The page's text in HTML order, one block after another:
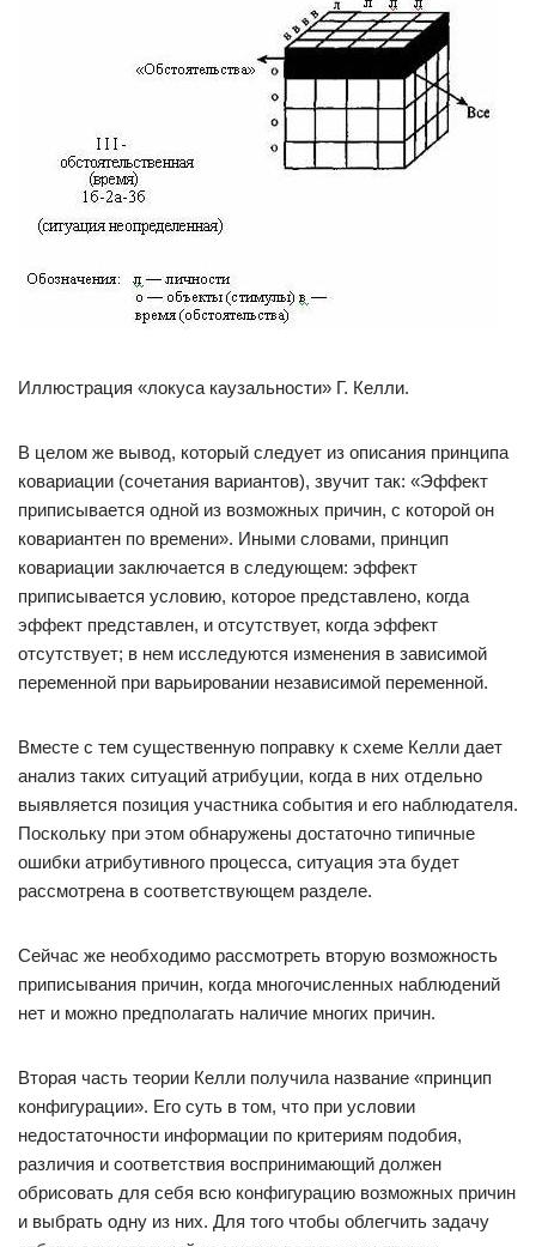
Иллюстрация «локуса каузальности» Г. Келли.
В целом же вывод, который следует из описания принципа
ковариации (сочетания вариантов), звучит так: «Эффект
приписывается одной из возможных причин, с которой он
ковариантен по времени». Иными словами, принцип
ковариации заключается в следующем: эффект
приписывается условию, которое представлено, когда
эффект представлен, и отсутствует, когда эффект
отсутствует; в нем исследуются изменения в зависимой
переменной при варьировании независимой переменной.
Вместе с тем существенную поправку к схеме Келли дает
анализ таких ситуаций атрибуции, когда в них отдельно
выявляется позиция участника события и его наблюдателя.
Поскольку при этом обнаружены достаточно типичные
ошибки атрибутивного процесса, ситуация эта будет
рассмотрена в соответствующем разделе.
Сейчас же необходимо рассмотреть вторую возможность
приписывания причин, когда многочисленных наблюдений
нет и можно предполагать наличие многих причин.
Вторая часть теории Келли получила название «принцип
конфигурации». Его суть в том, что при условии
недостаточности информации по критериям подобия,
различия и соответствия воспринимающий должен
обрисовать для себя всю конфигурацию возможных причин
и выбрать одну из них. Для того чтобы облегчить задачу